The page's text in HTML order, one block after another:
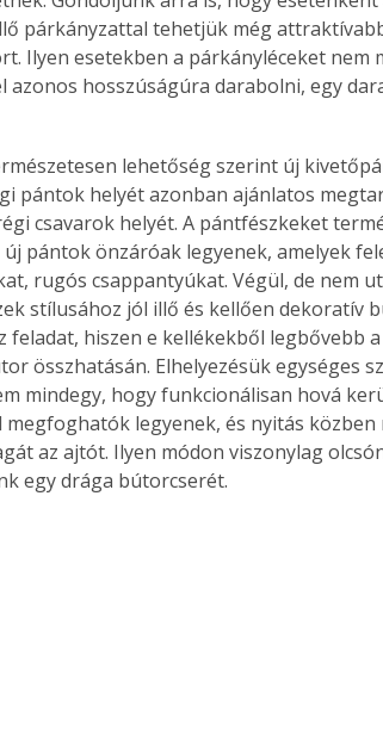
vagy
Bárhol,
élve
az
A
párkányzattal tehetjük még
Ilyen esetekben a párkányléceket nem
azonos hosszúságúra darabolni, egy
pántok helyét azonban ajánlatos
csavarok helyét. A pántfészkeket
új pántok önzáróak legyenek, amelyek
rugós csappantyúkat. Végül, de nem
stílusához jól illő és kellően dekoratív
feladat, hiszen e kellékekből legbővebb
összhatásán. Elhelyezésük egységes
mindegy, hogy funkcionálisan hová
legyenek, és nyitás
az ajtót. Ilyen módon viszonylag
egy drága bútorcserét.